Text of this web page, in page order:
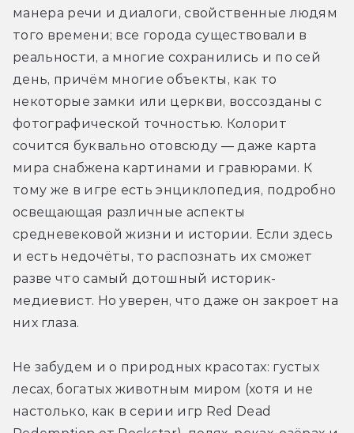
манера речи и диалоги, свойственные людям
того времени; все города существовали в
реальности, а многие сохранились и по сей
день, причём многие объекты, как то
некоторые замки или церкви, воссозданы с
фотографической точностью. Колорит
сочится буквально отовсюду — даже карта
мира снабжена картинами и гравюрами. К
тому же в игре есть энциклопедия, подробно
освещающая различные аспекты
средневековой жизни и истории. Если здесь
и есть недочёты, то распознать их сможет
разве что самый дотошный историк-
медиевист. Но уверен, что даже он закроет на
них глаза.
Не забудем и о природных красотах: густых
лесах, богатых животным миром (хотя и не
настолько, как в серии игр Red Dead